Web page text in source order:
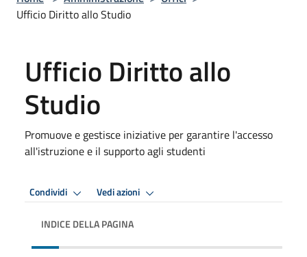
Ufficio Diritto allo Studio
Ufficio Diritto allo
Studio
Promuove e gestisce iniziative per garantire l'accesso
all'istruzione e il supporto agli studenti
Condividi Vedi azioni
INDICE DELLA PAGINA